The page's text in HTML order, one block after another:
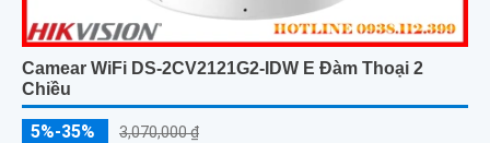
Camear WiFi DS-2CV2121G2-IDW E Đàm Thoại 2
Chiều
5%-35% 3,070,000 ₫